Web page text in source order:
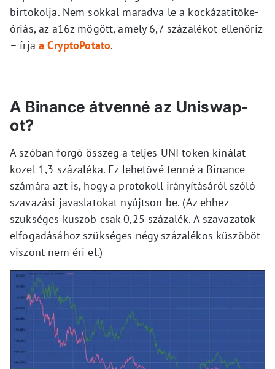
birtokolja. Nem sokkal maradva le a kockázatitőke-
óriás, az a16z mögött, amely 6,7 százalékot ellenőriz
– írjaa CryptoPotato.
A Binance átvenné az Uniswap-
ot?
A szóban forgó összeg a teljes UNI token kínálat
közel 1,3 százaléka. Ez lehetővé tenné a Binance
számára azt is, hogy a protokoll irányításáról szóló
szavazási javaslatokat nyújtson be. (Az ehhez
szükséges küszöb csak 0,25 százalék. A szavazatok
elfogadásához szükséges négy százalékos küszöböt
viszont nem éri el.)